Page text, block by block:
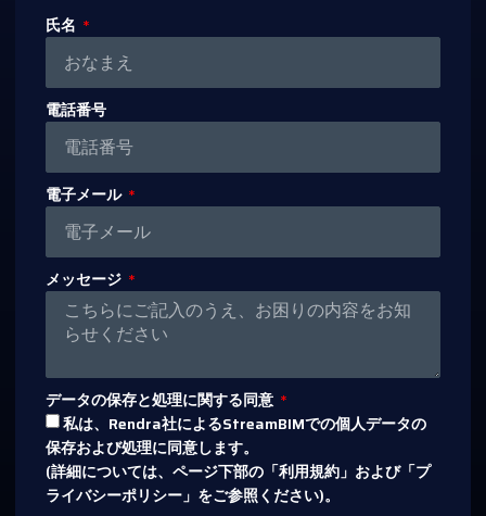
氏名
電話番号
電子メール
メッセージ
データの保存と処理に関する同意
私は、Rendra社によるStreamBIMでの個人データの
保存および処理に同意します。
(詳細については、ページ下部の「利用規約」および「プ
ライバシーポリシー」をご参照ください)。